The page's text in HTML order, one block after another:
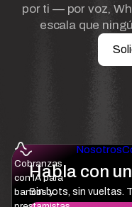
Habla con
Sin bots, sin vueltas.
por ti — por voz,
escala que
Cobranzas
con IA para
bancos y
Nosotros